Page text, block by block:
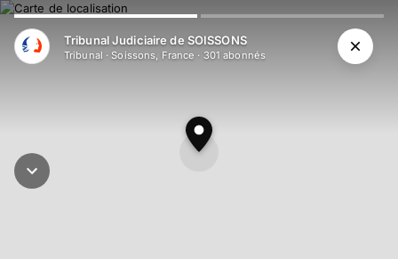
Aller au contenu principal
Tribunal Judiciaire de SOISSONS
Tribunal ·Soissons, France · 301 abonnés